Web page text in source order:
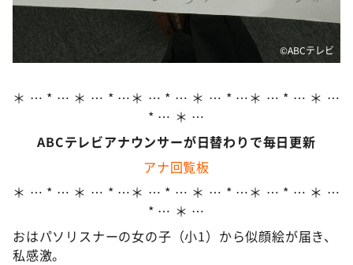
アナ回覧板
©️ABCテレビ
＊ … * … ＊ … * …＊ … * … ＊ … * …＊ … * … ＊ …
* … ＊ …
ABCテレビアナウンサーが日替わりで毎日更新
アナ回覧板
＊ … * … ＊ … * …＊ … * … ＊ … * …＊ … * … ＊ …
* … ＊ …
おはパソリスナーの女の子（小1）から似顔絵が届き、
私感激。